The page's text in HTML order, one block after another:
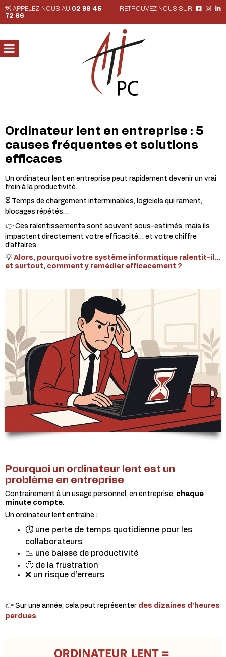
APPELEZ-NOUS AU 02 98 45
72 66
RETROUVEZ NOUS SUR
Ordinateur lent en entreprise : 5
causes fréquentes et solutions
efficaces
Un ordinateur lent en entreprise peut rapidement devenir un vrai
frein à la productivité.
⏳ Temps de chargement interminables, logiciels qui rament,
blocages répétés…
👉 Ces ralentissements sont souvent sous-estimés, mais ils
impactent directement votre efficacité… et votre chiffre
d’affaires.
💡 Alors, pourquoi votre système informatique ralentit-il…
et surtout, comment y remédier efficacement ?
Pourquoi un ordinateur lent est un
problème en entreprise
Contrairement à un usage personnel, en entreprise, chaque
minute compte.
Un ordinateur lent entraîne :
⏱️ une perte de temps quotidienne pour les
collaborateurs
📉 une baisse de productivité
😤 de la frustration
❌ un risque d’erreurs
👉 Sur une année, cela peut représenter des dizaines d’heures
perdues.